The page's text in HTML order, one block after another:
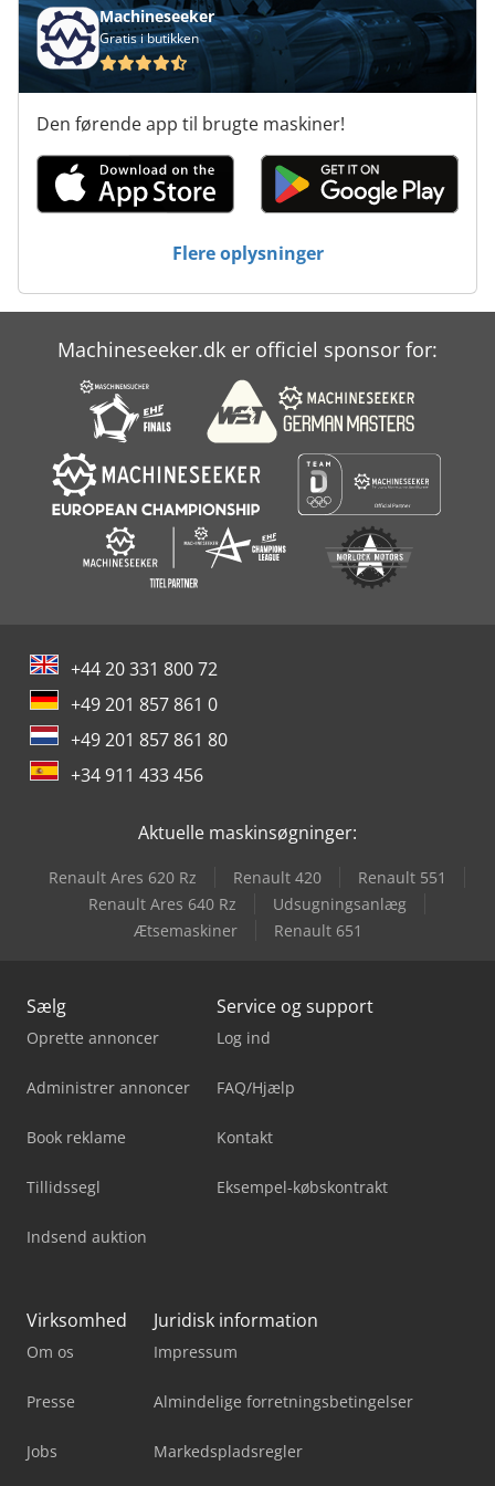
Værktøjs VognMachineseeker
Gratis i butikken
Den førende app til brugte maskiner!
Flere oplysninger
Machineseeker.dk er officiel sponsor for:
+44 20 331 800 72
+49 201 857 861 0
+49 201 857 861 80
+34 911 433 456
Aktuelle maskinsøgninger:
Renault Ares 620 Rz Renault 420
Renault 551
Renault Ares 640 Rz
Udsugningsanlæg
Ætsemaskiner
Renault 651
Sælg
Oprette annoncer
Administrer annoncer
Book reklame
Tillidssegl
Indsend auktion
Service og support
Log ind
FAQ/Hjælp
Kontakt
Eksempel-købskontrakt
Virksomhed
Om os
Presse
Jobs
Juridisk information
Impressum
Almindelige forretningsbetingelser
Markedspladsregler